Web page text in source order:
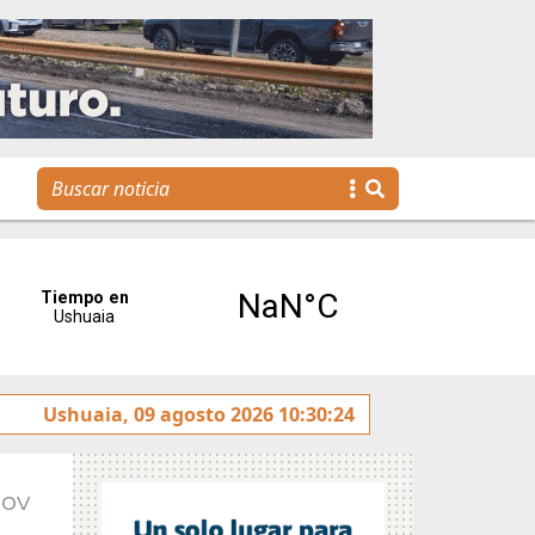
La voz de Tolhuin llegó al Congreso de la Nación a
Ushuaia, 09 agosto 2026 10:30:24